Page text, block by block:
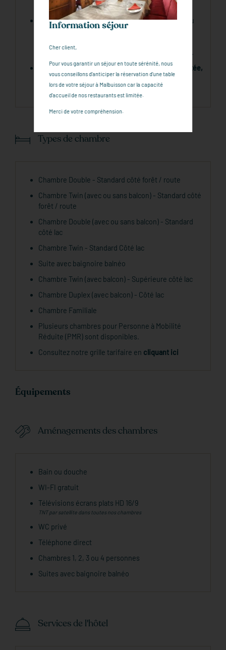
animal non accepté)
La demi-pension (à partir de 3 nuits) est servie au
Restaurant Le Lac avec possibilité selon
restaurants durant le séjour (hors demi-pension).
La capacité d'accueil de nos restaurants est limitée,
nous vous conseillons d'anticiper la réservation
d'une table.
Types de chambre
Chambre Double - Standard côté forêt / route
Chambre Twin (avec ou sans balcon) - Standard côté
forêt / route
Chambre Double (avec ou sans balcon) - Standard
côté lac
Chambre Twin - Standard Côté lac
Suite avec baignoire balnéo
Chambre Twin (avec balcon) - Supérieure côté lac
Chambre Duplex (avec balcon) - Côté lac
Chambre Familiale
Plusieurs chambres pour Personne à Mobilité
Réduite (PMR) sont disponibles.
Consultez notre grille tarifaire en cliquant ici
Équipements
Aménagements des chambres
Bain ou douche
WI-FI gratuit
Télévisions écrans plats HD 16/9
TNT par satellite dans toutes nos chambres
WC privé
Téléphone direct
Chambres 1, 2, 3 ou 4 personnes
Suites avec baignoire balnéo
Services de l'hôtel
Information séjour
Cher client,
Pour vous garantir un séjour en toute sérénité, nous
vous conseillons d'anticiper la réservation d'une table
lors de votre séjour à Malbuisson car la capacité
d'accueil de nos restaurants est limitée.
Merci de votre compréhension.